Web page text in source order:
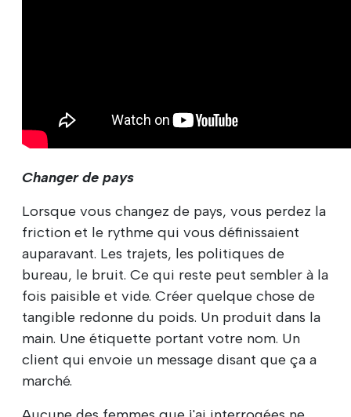
Changer de pays
Lorsque vous changez de pays, vous perdez la
friction et le rythme qui vous définissaient
auparavant. Les trajets, les politiques de
bureau, le bruit. Ce qui reste peut sembler à la
fois paisible et vide. Créer quelque chose de
tangible redonne du poids. Un produit dans la
main. Une étiquette portant votre nom. Un
client qui envoie un message disant que ça a
marché.